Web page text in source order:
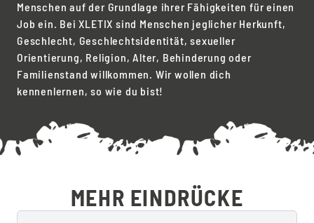
Menschen auf der Grundlage ihrer Fähigkeiten für einen
Job ein. Bei XLETIX sind Menschen jeglicher Herkunft,
Geschlecht, Geschlechtsidentität, sexueller
Orientierung, Religion, Alter, Behinderung oder
Familienstand willkommen. Wir wollen dich
kennenlernen, so wie du bist!
MEHR EINDRÜCKE